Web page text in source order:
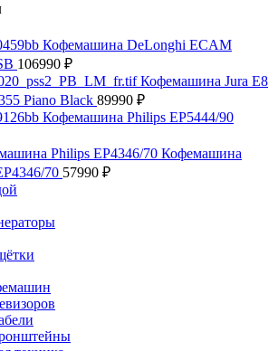
Кофемашина DeLonghi ECAM
106990 ₽
Кофемашина Jura E8
Piano Black 89990 ₽
Кофемашина Philips EP5444/90
Кофемашина
70 57990 ₽